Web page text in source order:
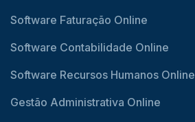
Software Faturação Online
Software Contabilidade Online
Software Recursos Humanos Online
Gestão Administrativa Online